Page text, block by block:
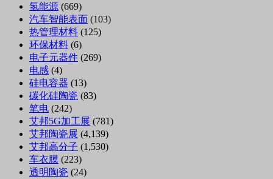
氢能源 (669)
汽车智能表面 (103)
热管理材料 (125)
环保材料 (6)
电子元器件 (269)
电感 (4)
硅电容器 (13)
碳化硅陶瓷 (83)
笔电 (242)
艾邦5G加工展 (781)
艾邦陶瓷展 (4,139)
艾邦高分子 (1,530)
车衣膜 (223)
透明陶瓷 (24)